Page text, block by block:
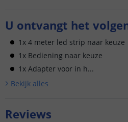
U ontvangt het
1x 4 meter led strip naar keuze
1x Bediening naar keuze
1x Adapter voor in h...
Bekijk alles
Reviews